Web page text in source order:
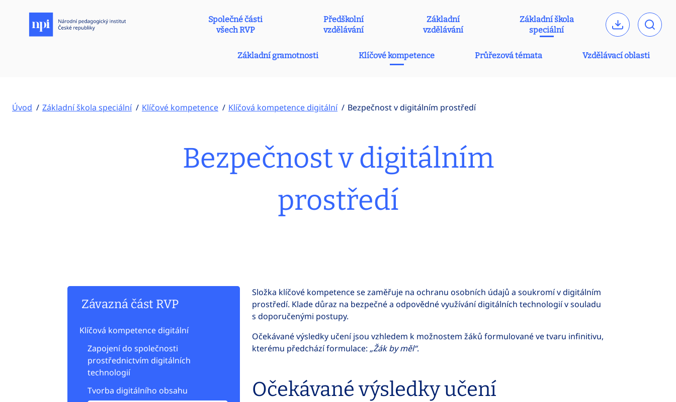
Společné části
všech RVP
Předškolní
vzdělávání
Základní
vzdělávání
Základní škola
speciální
Základní gramotnosti Klíčové kompetence Průřezová témata Vzdělávací oblasti
Úvod Základní škola speciální Klíčové kompetence Klíčová kompetence digitální Bezpečnost v digitálním prostředí
Bezpečnost v digitálním
prostředí
Závazná část RVP
Klíčová kompetence digitální
Zapojení do společnosti
prostřednictvím digitálních
technologií
Tvorba digitálního obsahu
Složka klíčové kompetence se zaměřuje na ochranu osobních údajů a soukromí v digitálním
prostředí. Klade důraz na bezpečné a odpovědné využívání digitálních technologií v souladu
s doporučenými postupy.
Očekávané výsledky učení jsou vzhledem k možnostem žáků formulované ve tvaru infinitivu,
kterému předchází formulace: „Žák by měl“.
Očekávané výsledky učení